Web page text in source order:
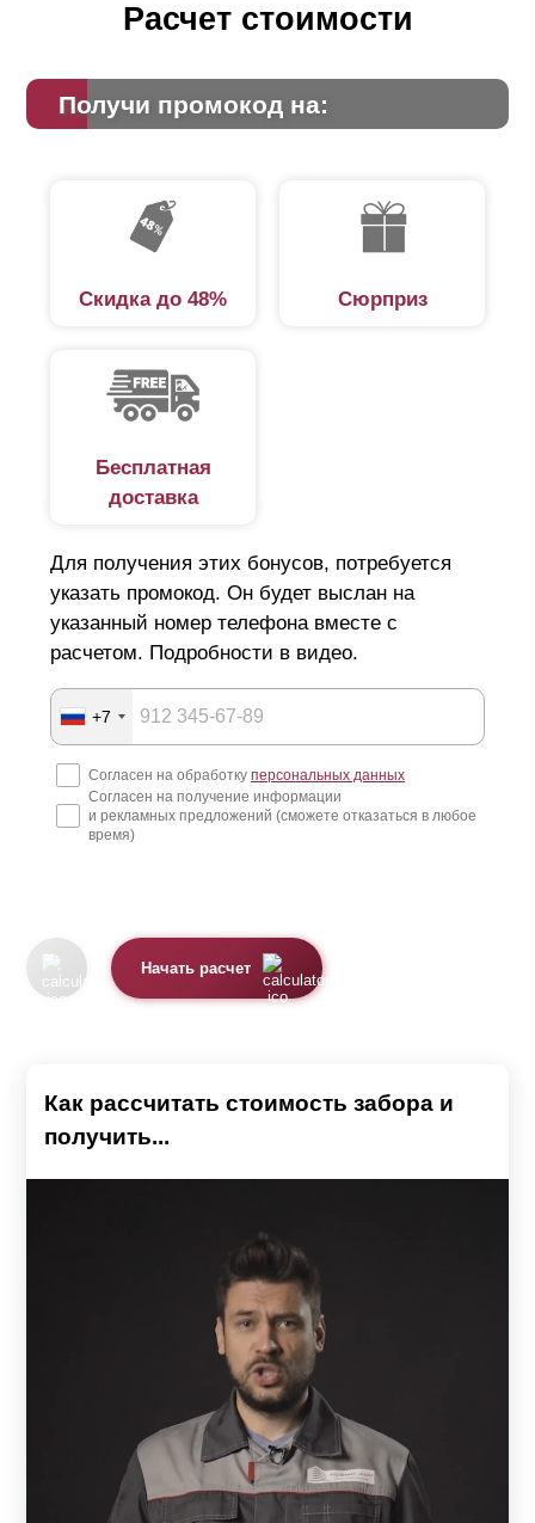
Расчет стоимости
Получи промокод на:
Скидка до 48% Сюрприз
Бесплатная
доставка
Для получения этих бонусов, потребуется
указать промокод. Он будет выслан на
указанный номер телефона вместе с
расчетом. Подробности в видео.
+7
Согласен на обработку персональных данных
Согласен на получение информации
и рекламных предложений (сможете отказаться в любое
время)
Начать расчет
Как рассчитать стоимость забора и
получить...